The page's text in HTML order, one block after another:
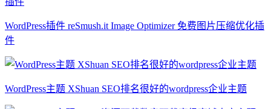
WordPress插件 reSmush.it Image Optimizer 免费图片压缩优化插
件
WordPress主题 XShuan SEO排名很好的wordpress企业主题